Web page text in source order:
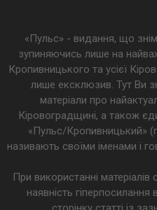
«Пульс» - видання, що
зупиняючись лише на
Кропивницького та усієї
лише ексклюзив. Тут Ви
матеріали про
Кіровоградщині, а також
«Пульс/Кропивницький»
називають своїми іменами і
При використанні
наявність